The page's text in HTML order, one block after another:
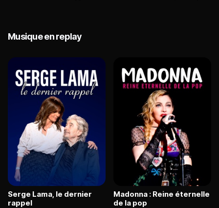
Musique en replay
Serge Lama, le dernier
rappel
Madonna : Reine éternelle
de la pop